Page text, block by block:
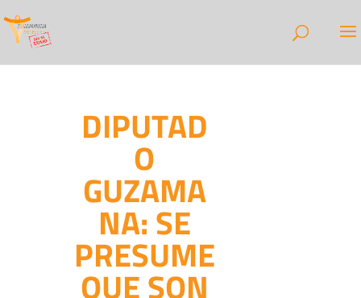
DIPUTAD
O
GUZAMA
NA: SE
PRESUME
QUE SON